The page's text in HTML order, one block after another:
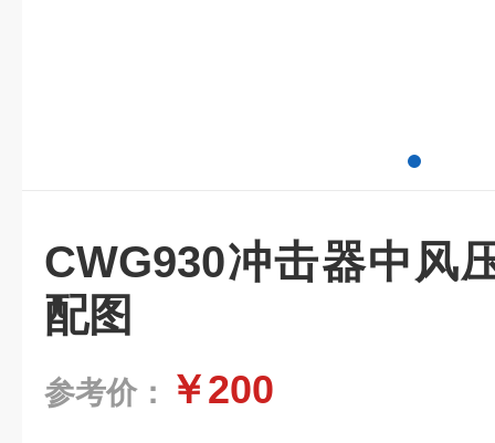
CWG930冲击器中风
配图
参考价： ￥200